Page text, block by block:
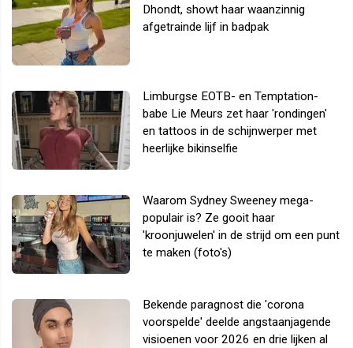
Dhondt, showt haar waanzinnig
afgetrainde lijf in badpak
Limburgse EOTB- en Temptation-
babe Lie Meurs zet haar 'rondingen'
en tattoos in de schijnwerper met
heerlijke bikinselfie
Waarom Sydney Sweeney mega-
populair is? Ze gooit haar
'kroonjuwelen' in de strijd om een punt
te maken (foto's)
Bekende paragnost die 'corona
voorspelde' deelde angstaanjagende
visioenen voor 2026 en drie lijken al